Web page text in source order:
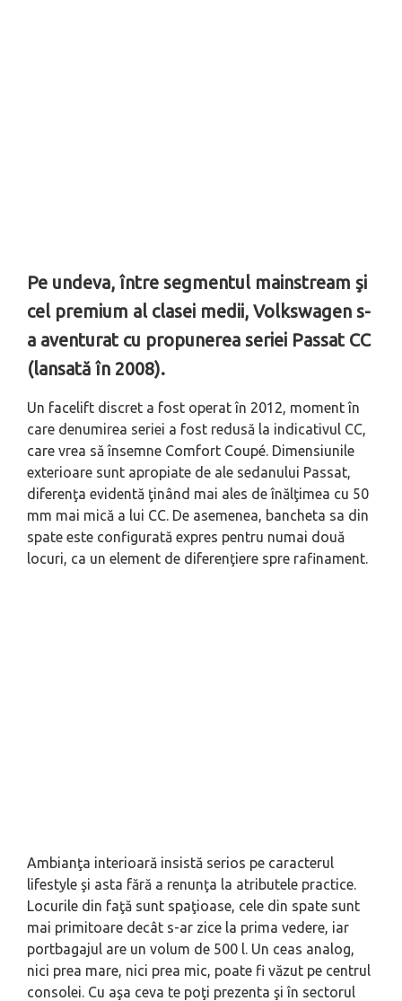
Pe undeva, între segmentul mainstream şi
cel premium al clasei medii, Volkswagen s-
a aventurat cu propunerea seriei Passat CC
(lansată în 2008).
Un facelift discret a fost operat în 2012, moment în
care denumirea seriei a fost redusă la indicativul CC,
care vrea să însemne Comfort Coupé. Dimensiunile
exterioare sunt apropiate de ale sedanului Passat,
diferenţa evidentă ţinând mai ales de înălţimea cu 50
mm mai mică a lui CC. De asemenea, bancheta sa din
spate este configurată expres pentru numai două
locuri, ca un element de diferenţiere spre rafinament.
Ambianţa interioară insistă serios pe caracterul
lifestyle şi asta fără a renunţa la atributele practice.
Locurile din faţă sunt spaţioase, cele din spate sunt
mai primitoare decât s-ar zice la prima vedere, iar
portbagajul are un volum de 500 l. Un ceas analog,
nici prea mare, nici prea mic, poate fi văzut pe centrul
consolei. Cu aşa ceva te poţi prezenta şi în sectorul